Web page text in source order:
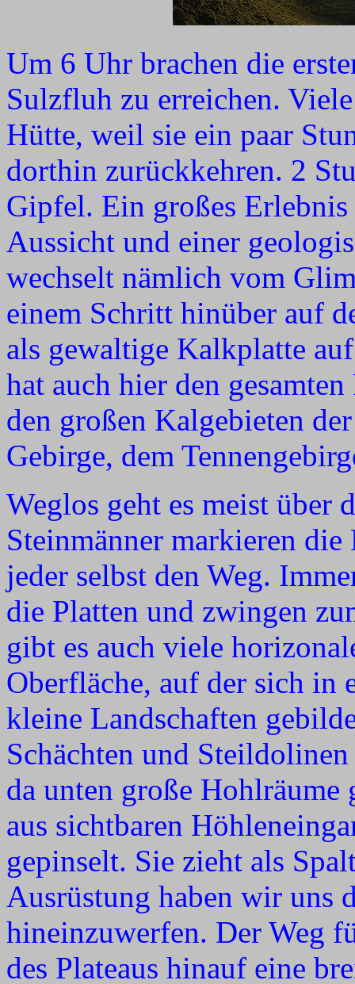
Um 6 Uhr brachen die
Sulzfluh zu erreichen.
Hütte, weil sie ein paar
dorthin zurückkehren. 2
Gipfel. Ein großes Erlebnis
Aussicht und einer
wechselt nämlich vom
einem Schritt hinüber auf
als gewaltige Kalkplatte
hat auch hier den
den großen Kalgebieten
Gebirge, dem
Weglos geht es meist über
Steinmänner markieren
jeder selbst den Weg.
die Platten und zwingen
gibt es auch viele
Oberfläche, auf der sich in
kleine Landschaften
Schächten und
da unten große Hohlräume
aus sichtbaren
gepinselt. Sie zieht als
Ausrüstung haben wir uns
hineinzuwerfen. Der Weg
des Plateaus hinauf eine